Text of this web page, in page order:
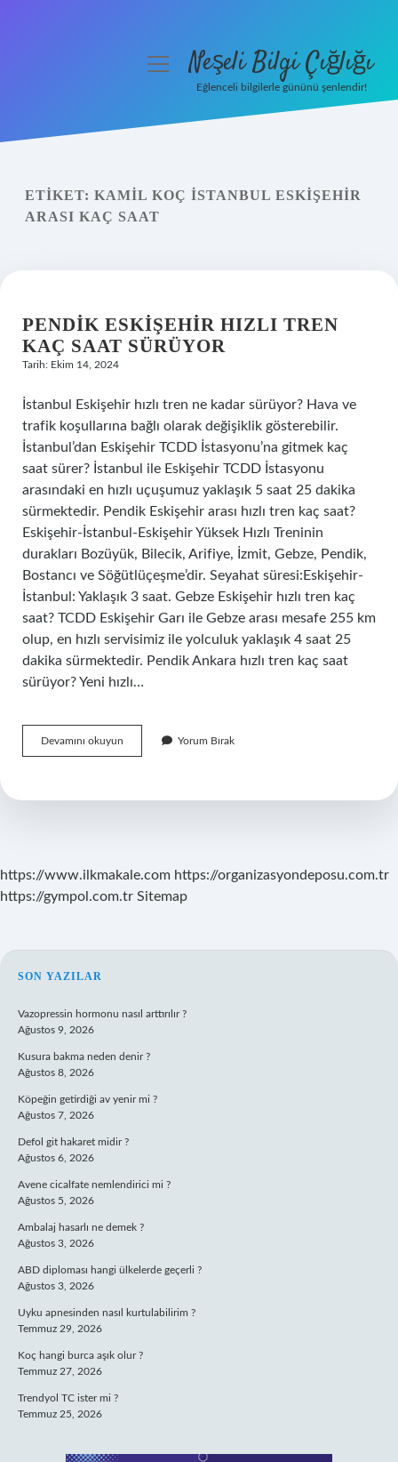
Yasal Uyarı
menüyüNeşeli Bilgi Çığlığı
Eğlenceli bilgilerle gününü şenlendir!
ETIKET: KAMIL KOÇ İSTANBUL ESKIŞEHIR
ARASI KAÇ SAAT
PENDIK ESKIŞEHIR HIZLI TREN
KAÇ SAAT SÜRÜYOR
Tarih: Ekim 14, 2024
İstanbul Eskişehir hızlı tren ne kadar sürüyor? Hava ve
trafik koşullarına bağlı olarak değişiklik gösterebilir.
İstanbul’dan Eskişehir TCDD İstasyonu’na gitmek kaç
saat sürer? İstanbul ile Eskişehir TCDD İstasyonu
arasındaki en hızlı uçuşumuz yaklaşık 5 saat 25 dakika
sürmektedir. Pendik Eskişehir arası hızlı tren kaç saat?
Eskişehir-İstanbul-Eskişehir Yüksek Hızlı Treninin
durakları Bozüyük, Bilecik, Arifiye, İzmit, Gebze, Pendik,
Bostancı ve Söğütlüçeşme’dir. Seyahat süresi:Eskişehir-
İstanbul: Yaklaşık 3 saat. Gebze Eskişehir hızlı tren kaç
saat? TCDD Eskişehir Garı ile Gebze arası mesafe 255 km
olup, en hızlı servisimiz ile yolculuk yaklaşık 4 saat 25
dakika sürmektedir. Pendik Ankara hızlı tren kaç saat
sürüyor? Yeni hızlı…
Devamını okuyun
Eskişehir
Kaç
Yorum Bırak
https://www.ilkmakale.com https://organizasyondeposu.com.tr
https://gympol.com.tr Sitemap
SIDEBAR
SON YAZILAR
Vazopressin hormonu nasıl arttırılır ?
Ağustos 9, 2026
Kusura bakma neden denir ?
Ağustos 8, 2026
Köpeğin getirdiği av yenir mi ?
Ağustos 7, 2026
Defol git hakaret midir ?
Ağustos 6, 2026
Avene cicalfate nemlendirici mi ?
Ağustos 5, 2026
Ambalaj hasarlı ne demek ?
Ağustos 3, 2026
ABD diploması hangi ülkelerde geçerli ?
Ağustos 3, 2026
Uyku apnesinden nasıl kurtulabilirim ?
Temmuz 29, 2026
Koç hangi burca aşık olur ?
Temmuz 27, 2026
Trendyol TC ister mi ?
Temmuz 25, 2026